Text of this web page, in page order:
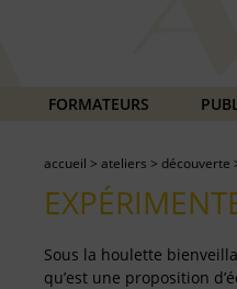
FORMATEURS
accueil > ateliers > découverte
Sous la houlette
qu’est une proposition